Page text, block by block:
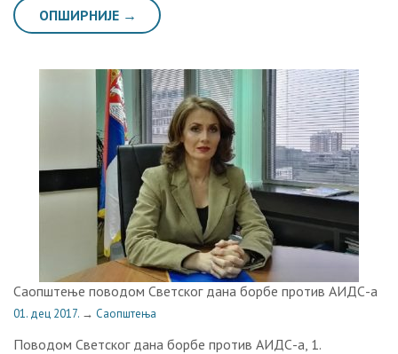
ОПШИРНИЈЕ →
Саопштење поводом Светског дана борбе против АИДС-а
01. дец 2017. → Саопштења
Поводом Светског дана борбе против АИДС-а, 1.